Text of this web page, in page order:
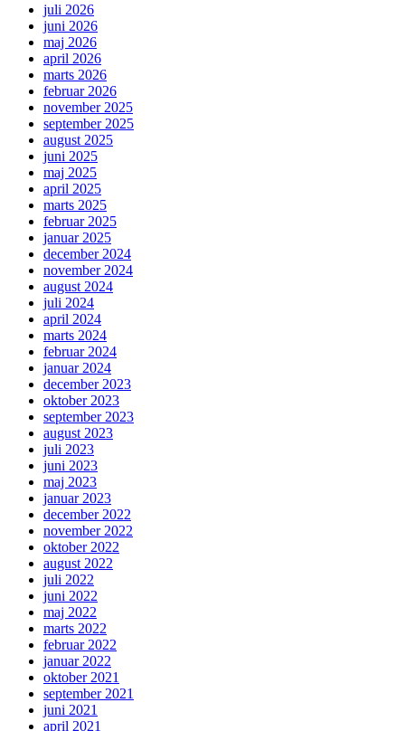
juli 2026
juni 2026
maj 2026
april 2026
marts 2026
februar 2026
november 2025
september 2025
august 2025
juni 2025
maj 2025
april 2025
marts 2025
februar 2025
januar 2025
december 2024
november 2024
august 2024
juli 2024
april 2024
marts 2024
februar 2024
januar 2024
december 2023
oktober 2023
september 2023
august 2023
juli 2023
juni 2023
maj 2023
januar 2023
december 2022
november 2022
oktober 2022
august 2022
juli 2022
juni 2022
maj 2022
marts 2022
februar 2022
januar 2022
oktober 2021
september 2021
juni 2021
april 2021